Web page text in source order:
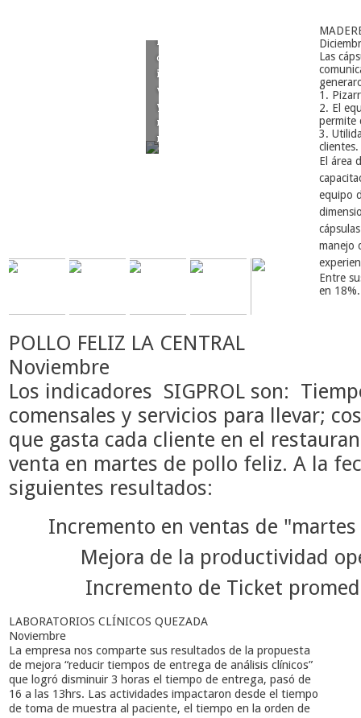
indicadores
como
incrementar
ventas
y
reducir
mermas"
Las
1.
2. El
permite
3.
clientes.
El área
equipo
manejo
Entre
en 18%.
POLLO FELIZ LA CENTRAL
Noviembre
Los indicadores SIGPROL son:
comensales y servicios para llevar;
que gasta cada cliente en el
venta en martes de pollo feliz. A la
siguientes resultados:
Incremento en ventas de
Mejora de la productividad
Incremento de Ticket
LABORATORIOS CLÍNICOS QUEZADA
Noviembre
La empresa nos comparte sus resultados de la propuesta
de mejora “reducir tiempos de entrega de análisis clínicos”
que logró disminuir 3 horas el tiempo de entrega, pasó de
16 a las 13hrs. Las actividades impactaron desde el tiempo
de toma de muestra al paciente, el tiempo en la orden de